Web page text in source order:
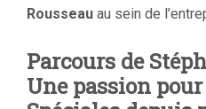
Rousseau au sein de
Parcours de
Une passion